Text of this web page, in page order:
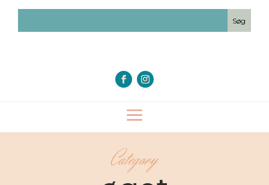
Category